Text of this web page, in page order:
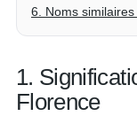
6. Noms
1.
Florence